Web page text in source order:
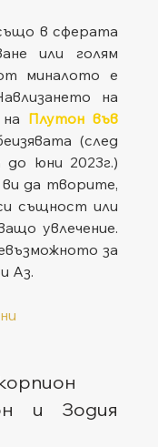
в сферата
или голям
миналото е
на
Плутон във
(след
юни 2023г.)
да творите,
същност или
увлечение.
за
Аз.
и Зодия